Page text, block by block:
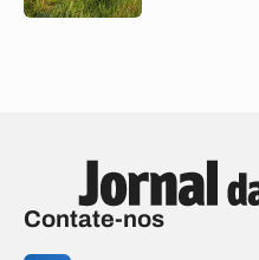
Contate-nos